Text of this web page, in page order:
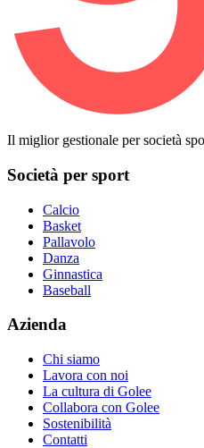
Il miglior gestionale per società
Società per sport
Calcio
Basket
Pallavolo
Danza
Ginnastica
Baseball
Azienda
Chi siamo
Lavora con noi
La cultura di Golee
Collabora con Golee
Sostenibilità
Contatti